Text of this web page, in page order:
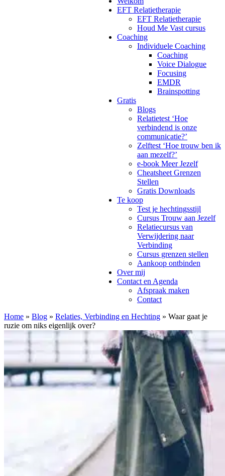
EFT Relatietherapie
EFT Relatietherapie
Houd Me Vast cursus
Coaching
Individuele Coaching
Coaching
Voice Dialogue
Focusing
EMDR
Brainspotting
Gratis
Blogs
Relatietest ‘Hoe
verbindend is onze
communicatie?’
Zelftest ‘Hoe trouw ben ik
aan mezelf?’
e-book Meer Jezelf
Cheatsheet Grenzen
Stellen
Gratis Downloads
Te koop
Test je hechtingsstijl
Cursus Trouw aan Jezelf
Relatiecursus van
Verwijdering naar
Verbinding
Cursus grenzen stellen
Aankoop ontbinden
Over mij
Contact en Agenda
Afspraak maken
Contact
Home » Blog » Relaties, Verbinding en Hechting » Waar gaat je
ruzie om niks eigenlijk over?